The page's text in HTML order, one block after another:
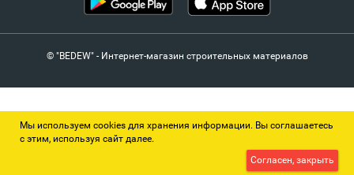
© "BEDEW" - Интернет-магазин строительных материалов
Мы используем cookies для хранения информации. Вы соглашаетесь
с этим, используя сайт далее.
Согласен, закрыть